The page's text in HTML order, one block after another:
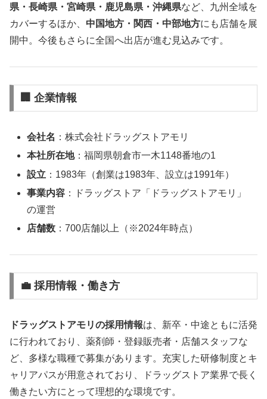
県・長崎県・宮崎県・鹿児島県・沖縄県など、九州全域を
カバーするほか、 中国地方・関西・中部地方にも店舗を展
開中。今後もさらに全国へ出店が進む見込みです。
🏢 企業情報
会社名 ：株式会社ドラッグストアモリ
本社所在地：福岡県朝倉市一木1148番地の1
設立 ：1983年（創業は1983年、設立は1991年）
事業内容 ：ドラッグストア「ドラッグストアモリ」
の運営
店舗数 ：700店舗以上（※2024年時点）
💼 採用情報・働き方
ドラッグストアモリの採用情報は、新卒・中途ともに活発
に行われており、薬剤師・登録販売者・店舗スタッフな
ど、多様な職種で募集があります。充実した研修制度とキ
ャリアパスが用意されており、ドラッグストア業界で長く
働きたい方にとって理想的な環境です。